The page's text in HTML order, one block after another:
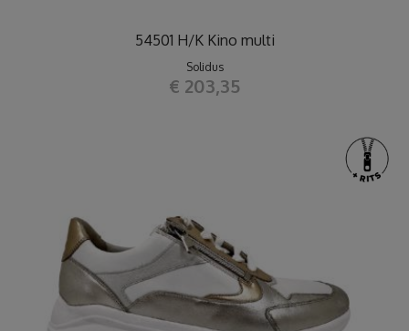
54501 H/K Kino multi
Solidus
€ 203,35